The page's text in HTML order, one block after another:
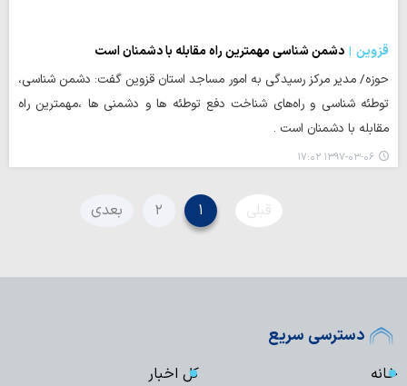
قزوین
دشمن شناسی مهمترین راه مقابله با دشمنان است
حوزه/ مدیر مرکز رسیدگی به امور مساجد استان قزوین گفت: دشمن شناسی،
توطئه شناسی و راه‌های شناخت دفع توطئه ها و دشمنی ها ،مهمترین راه
مقابله با دشمنان است .
۱۳۹۷-۰۳-۰۶ ۱۷:۰۲
قبلی ۱ ۲ بعدی
دسترسی سریع
خانه
کل اخبار